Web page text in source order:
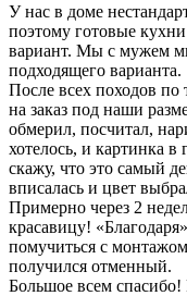
У нас в доме
поэтому готовые
вариант. Мы с мужем
подходящего варианта.
После всех походов
на заказ под наши
обмерил, посчитал,
хотелось, и картинка в
скажу, что это самый
вписалась и цвет
Примерно через 2
красавицу!
помучиться с
получился отменный.
Большое всем